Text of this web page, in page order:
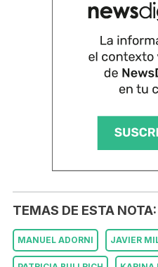
TEMAS DE ESTA NOTA:
MANUEL ADORNI JAVIER